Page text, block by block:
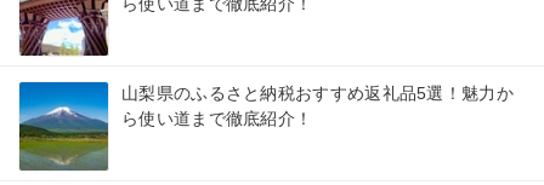
ら使い道まで徹底紹介！
山梨県のふるさと納税おすすめ返礼品5選！魅力か
ら使い道まで徹底紹介！